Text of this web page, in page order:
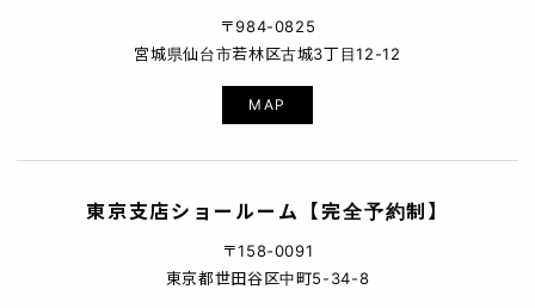
〒984-0825
宮城県仙台市若林区古城3丁目12-12
MAP
東京支店ショールーム【完全予約制】
〒158-0091
東京都世田谷区中町5-34-8